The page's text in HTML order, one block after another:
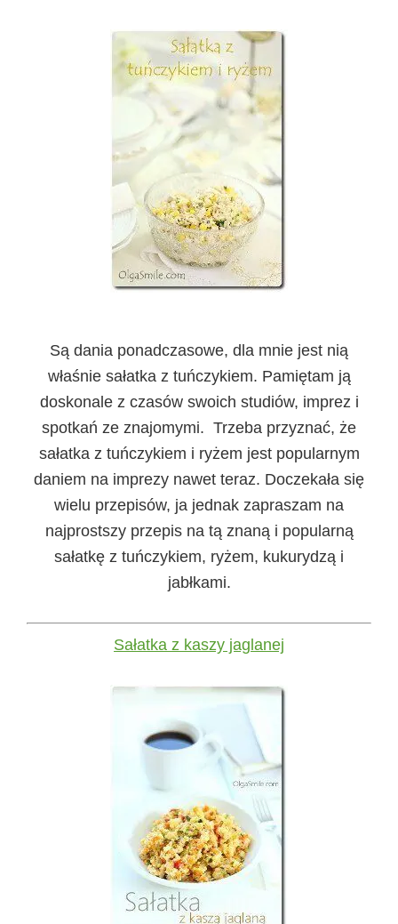
Są dania ponadczasowe, dla mnie jest nią
właśnie sałatka z tuńczykiem. Pamiętam ją
doskonale z czasów swoich studiów, imprez i
spotkań ze znajomymi. Trzeba przyznać, że
sałatka z tuńczykiem i ryżem jest popularnym
daniem na imprezy nawet teraz. Doczekała się
wielu przepisów, ja jednak zapraszam na
najprostszy przepis na tą znaną i popularną
sałatkę z tuńczykiem, ryżem, kukurydzą i
jabłkami.
Sałatka z kaszy jaglanej